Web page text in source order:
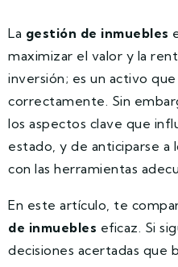
La gestión de inmuebles
maximizar el valor y la
inversión; es un activo
correctamente. Sin
los aspectos clave que
estado, y de anticiparse a
con las herramientas
En este artículo, te
de inmuebles eficaz. Si
decisiones acertadas que